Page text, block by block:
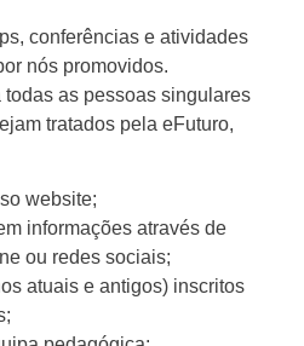
conferências e atividades
nós promovidos.
as pessoas singulares
tratados pela eFuturo,
website;
informações através de
ou redes sociais;
atuais e antigos) inscritos